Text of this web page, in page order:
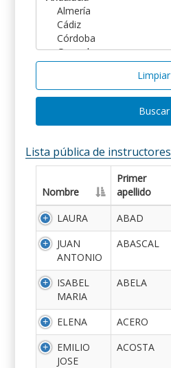
Limpiar
Buscar
Lista pública de instructores
Nombre
Primer
apellido
LAURA
ABAD
JUAN
ANTONIO
ABASCAL
ISABEL
MARIA
ABELA
ELENA ACERO
EMILIO
JOSE
ACOSTA